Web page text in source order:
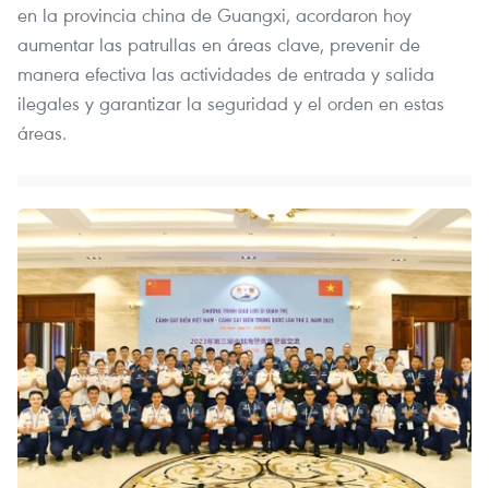
en la provincia china de Guangxi, acordaron hoy
aumentar las patrullas en áreas clave, prevenir de
manera efectiva las actividades de entrada y salida
ilegales y garantizar la seguridad y el orden en estas
áreas.